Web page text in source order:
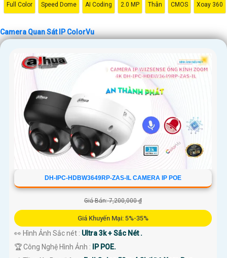
Full Color Speed Dome AI Coding 2.0 MP Thân CMOS Xoay 360
Camera Quan Sát IP ColorVu
DH-IPC-HDBW3649RP-ZAS-IL CAMERA IP POE
Giá Bán: 7,200,000 ₫
Giá Khuyến Mại: 5%-35%
👀 Hình Ảnh Sắc nét : Ultra 3k + Sắc Nét .
🏆 Công Nghệ Hình Ảnh : IP POE.